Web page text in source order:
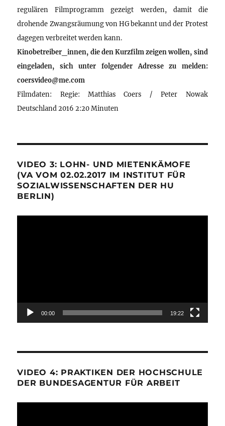
regulären Filmprogramm gezeigt werden, damit die
drohende Zwangsräumung von HG bekannt und der Protest
dagegen verbreitet werden kann.
Kinobetreiber_innen, die den Kurzfilm zeigen wollen, sind
eingeladen, sich unter folgender Adresse zu melden:
coersvideo@me.com
Filmdaten: Regie: Matthias Coers / Peter Nowak
Deutschland 2016 2:20 Minuten
VIDEO 3: LOHN- UND MIETENKÄMOFE
(VA VOM 02.02.2017 IM INSTITUT FÜR
SOZIALWISSENSCHAFTEN DER HU
BERLIN)
00:00 19:22
VIDEO 4: PRAKTIKEN DER HOCHSCHULE
DER BUNDESAGENTUR FÜR ARBEIT